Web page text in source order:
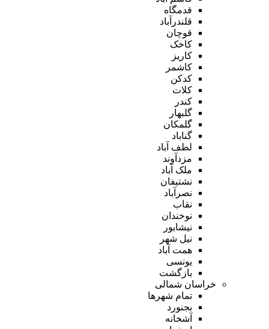
قدمگاه
قلندرآباد
قوچان
کاخک
کاریز
کاشمر
کدکن
کلات
کندر
گلبهار
گلمکان
گناباد
لطف آباد
مزدآوند
ملک آباد
نشتیفان
نصرآباد
نقاب
نوخندان
نیشابور
نیل شهر
همت آباد
یونسی
بازگشت
خراسان شمالی
تمام شهر‌ها
بجنورد
آشخانه